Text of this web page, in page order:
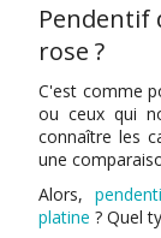
Pendentif
rose ?
C'est comme
ou ceux qui
connaître les
une
Alors,
platine ? Quel